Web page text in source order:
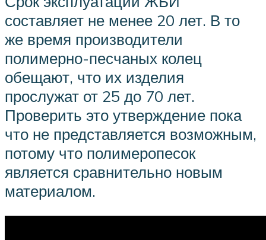
составляет не менее 20 лет. В то
же время производители
полимерно-песчаных колец
обещают, что их изделия
прослужат от 25 до 70 лет.
Проверить это утверждение пока
что не представляется возможным,
потому что полимеропесок
является сравнительно новым
материалом.